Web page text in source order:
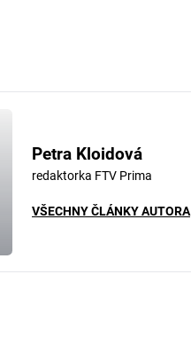
Petra Kloidová
redaktorka FTV Prima
VŠECHNY ČLÁNKY AUTORA